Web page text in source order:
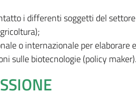
i differenti soggetti del
o internazionale per elaborare e
sulle biotecnologie (policy maker).